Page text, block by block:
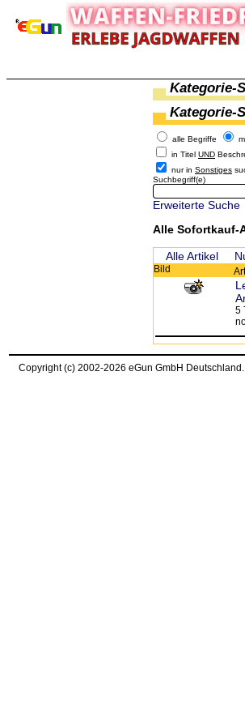
Kategorie-
Kategorie-
alle Begriffe
in Titel UND
nur in Sonstiges
Suchbegriff(e)
Erweiterte Suche
Alle Sofortkauf-
Alle Artikel
Bild
5
Copyright (c) 2002-2026 eGun GmbH